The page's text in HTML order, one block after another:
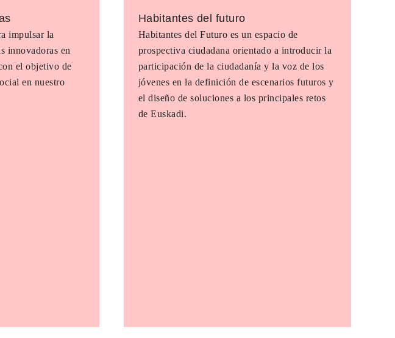
impulsar la
innovadoras en
el objetivo de
en nuestro
Habitantes del futuro
Habitantes del Futuro es un espacio de
prospectiva ciudadana orientado a introducir la
participación de la ciudadanía y la voz de los
jóvenes en la definición de escenarios futuros y
el diseño de soluciones a los principales retos
de Euskadi.